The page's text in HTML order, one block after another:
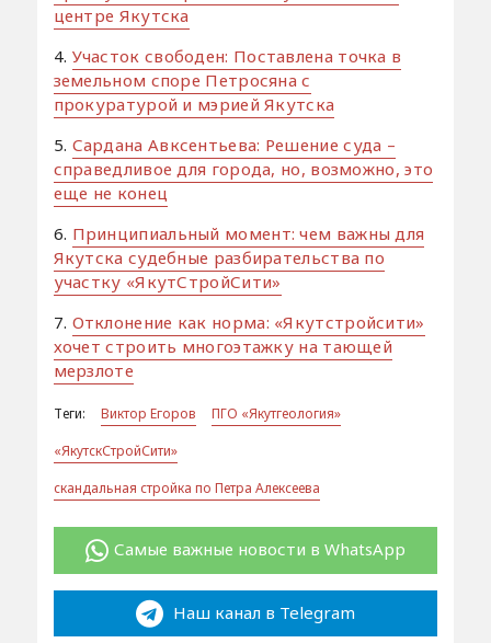
центре Якутска
4. Участок свободен: Поставлена точка в
земельном споре Петросяна с
прокуратурой и мэрией Якутска
5. Сардана Авксентьева: Решение суда –
справедливое для города, но, возможно, это
еще не конец
6. Принципиальный момент: чем важны для
Якутска судебные разбирательства по
участку «ЯкутСтройСити»
7. Отклонение как норма: «Якутстройсити»
хочет строить многоэтажку на тающей
мерзлоте
Теги: Виктор Егоров
ПГО «Якутгеология»
«ЯкутскСтройСити»
скандальная стройка по Петра Алексеева
Самые важные новости в WhatsApp
Наш канал в Telegram